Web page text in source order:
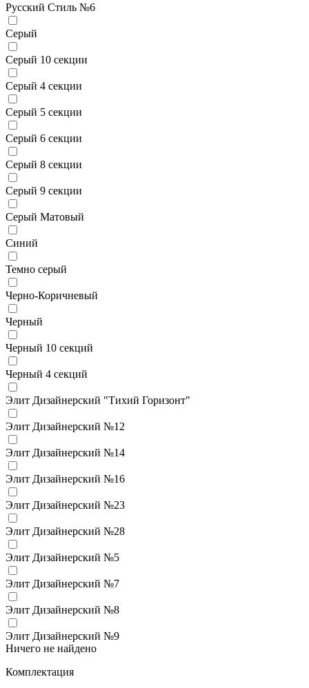
Русский Стиль №6
Серый
Серый 10 секции
Серый 4 секции
Серый 5 секции
Серый 6 секции
Серый 8 секции
Серый 9 секции
Серый Матовый
Синий
Темно серый
Черно-Коричневый
Черный
Черный 10 секций
Черный 4 секций
Элит Дизайнерский "Тихий Горизонт"
Элит Дизайнерский №12
Элит Дизайнерский №14
Элит Дизайнерский №16
Элит Дизайнерский №23
Элит Дизайнерский №28
Элит Дизайнерский №5
Элит Дизайнерский №7
Элит Дизайнерский №8
Элит Дизайнерский №9
Ничего не найдено
Комплектация